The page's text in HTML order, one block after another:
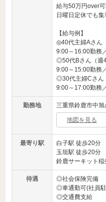
給与50万円over
日曜日定休でも
【給与例】
◎40代主婦Aさん
9:00～16:00勤務
◎50代Bさん（週4
9:00～15:00勤務
◎30代主婦Cさん
9:00～17:00勤務
勤務地 三重県鈴鹿市中
地図を見る
最寄り駅
白子駅 徒歩20分
玉垣駅 徒歩20分
鈴鹿サーキット
待遇
◎社会保険完備
◎車通勤可(社員
◎交通費支給